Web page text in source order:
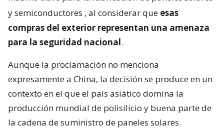
y semiconductores , al considerar que esas
compras del exterior representan una amenaza
para la seguridad nacional.
Aunque la proclamación no menciona
expresamente a China, la decisión se produce en un
contexto en el que el país asiático domina la
producción mundial de polisilicio y buena parte de
la cadena de suministro de paneles solares.